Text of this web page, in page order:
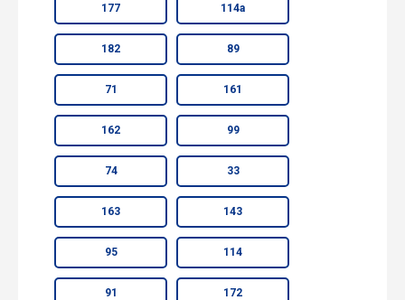
177 114а
182 89
71 161
162 99
74 33
163 143
95 114
91 172